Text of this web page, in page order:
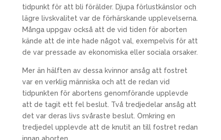
tidpunkt för att bli förälder. Djupa förlustkänslor och
lägre livskvalitet var de förhärskande upplevelserna.
Många uppgav också att de vid tiden för aborten
kände att de inte hade något val, exempelvis för att
de var pressade av ekonomiska eller sociala orsaker.
Mer än hälften av dessa kvinnor ansåg att fostret
var en verklig människa och att de redan vid
tidpunkten för abortens genomförande upplevde
att de tagit ett fel beslut. Två tredjedelar ansåg att
det var deras livs svåraste beslut. Omkring en
tredjedel upplevde att de knutit an till fostret redan